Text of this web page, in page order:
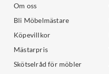
Om oss
Bli Möbelmästare
Köpevillkor
Mästarpris
Skötselråd för möbler